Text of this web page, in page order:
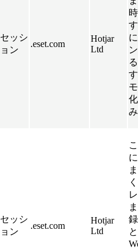
セッシ
ョン
.eset.com
Hotjar
Ltd
セッシ
ョン
.eset.com
Hotjar
Ltd